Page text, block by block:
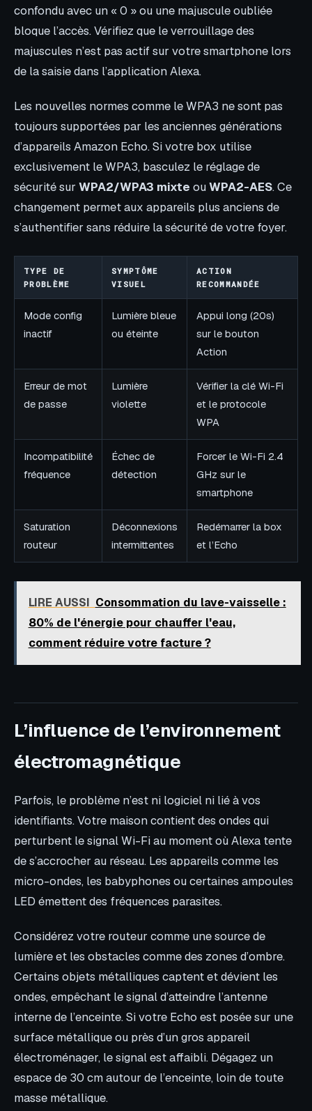
confondu avec un « 0 » ou une majuscule oubliée
bloque l’accès. Vérifiez que le verrouillage des
majuscules n’est pas actif sur votre smartphone lors
de la saisie dans l’application Alexa.
Les nouvelles normes comme le WPA3 ne sont pas
toujours supportées par les anciennes générations
d’appareils Amazon Echo. Si votre box utilise
exclusivement le WPA3, basculez le réglage de
sécurité sur WPA2/WPA3 mixte ouWPA2-AES. Ce
changement permet aux appareils plus anciens de
s’authentifier sans réduire la sécurité de votre foyer.
TYPE DE
PROBLÈME
SYMPTÔME
VISUEL
ACTION
RECOMMANDÉE
Mode config
inactif
Lumière bleue
ou éteinte
Appui long (20s)
sur le bouton
Action
Erreur de mot
de passe
Lumière
violette
Vérifier la clé Wi-Fi
et le protocole
WPA
Incompatibilité
fréquence
Échec de
détection
Forcer le Wi-Fi 2.4
GHz sur le
smartphone
Saturation
routeur
Déconnexions
intermittentes
Redémarrer la box
et l’Echo
LIRE AUSSI Consommation du lave-vaisselle :
80% de l'énergie pour chauffer l'eau,
comment réduire votre facture ?
L’influence de l’environnement
électromagnétique
Parfois, le problème n’est ni logiciel ni lié à vos
identifiants. Votre maison contient des ondes qui
perturbent le signal Wi-Fi au moment où Alexa tente
de s’accrocher au réseau. Les appareils comme les
micro-ondes, les babyphones ou certaines ampoules
LED émettent des fréquences parasites.
Considérez votre routeur comme une source de
lumière et les obstacles comme des zones d’ombre.
Certains objets métalliques captent et dévient les
ondes, empêchant le signal d’atteindre l’antenne
interne de l’enceinte. Si votre Echo est posée sur une
surface métallique ou près d’un gros appareil
électroménager, le signal est affaibli. Dégagez un
espace de 30 cm autour de l’enceinte, loin de toute
masse métallique.